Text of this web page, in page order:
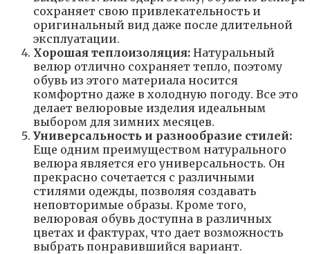
сохраняет свою привлекательность и
оригинальный вид даже после длительной
эксплуатации.
Хорошая теплоизоляция: Натуральный
велюр отлично сохраняет тепло, поэтому
обувь из этого материала носится
комфортно даже в холодную погоду. Все это
делает велюровые изделия идеальным
выбором для зимних месяцев.
Универсальность и разнообразие стилей:
Еще одним преимуществом натурального
велюра является его универсальность. Он
прекрасно сочетается с различными
стилями одежды, позволяя создавать
неповторимые образы. Кроме того,
велюровая обувь доступна в различных
цветах и фактурах, что дает возможность
выбрать понравившийся вариант.